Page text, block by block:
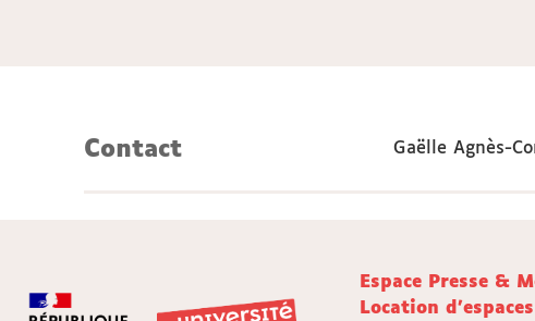
Contact Gaëlle Agnès-
Espace Presse &
Location